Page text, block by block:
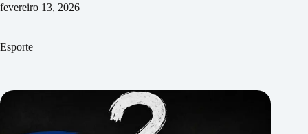
fevereiro 13, 2026
Esporte